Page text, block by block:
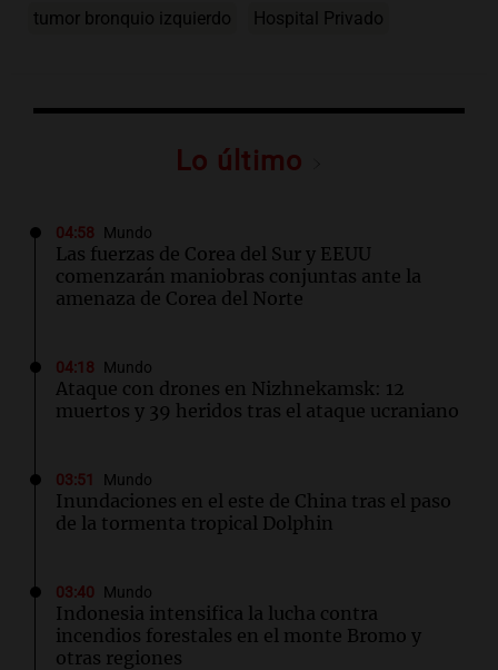
tumor bronquio izquierdo Hospital Privado
Lo último
04:58 Mundo
Las fuerzas de Corea del Sur y EEUU
comenzarán maniobras conjuntas ante la
amenaza de Corea del Norte
04:18 Mundo
Ataque con drones en Nizhnekamsk: 12
muertos y 39 heridos tras el ataque ucraniano
03:51 Mundo
Inundaciones en el este de China tras el paso
de la tormenta tropical Dolphin
03:40 Mundo
Indonesia intensifica la lucha contra
incendios forestales en el monte Bromo y
otras regiones